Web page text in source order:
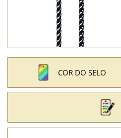
COR DO SELO